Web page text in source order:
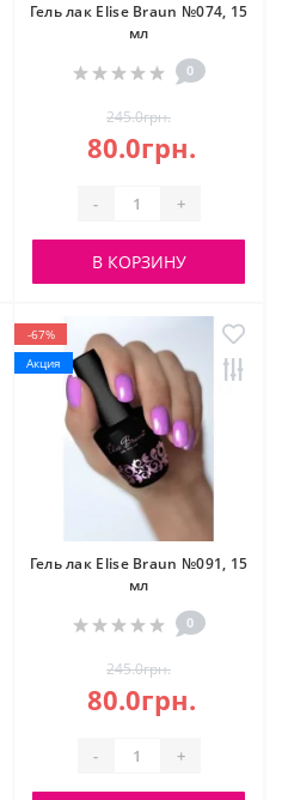
Гель лак Elise Braun №074, 15
мл
0
245.0грн.
80.0грн.
- +
В КОРЗИНУ
-67%
Акция
Гель лак Elise Braun №091, 15
мл
0
245.0грн.
80.0грн.
- +